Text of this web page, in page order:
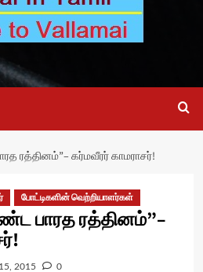
ரத்தினம்”– கர்மவீரர் காமராசர்!
போட்டிகளின் வெற்றியாளர்கள்
பாரத ரத்தினம்”–
2015 0